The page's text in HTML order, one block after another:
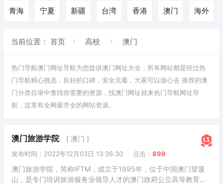
青海 宁夏 新疆 台湾 香港 澳门 海外
当前位置： 首页 高校 澳门
热门导航澳门网址导航为您提供澳门网址大全，所有网站都是经过热
门导航精心挑选，良好的口碑，安全无毒，大家可以放心去 推荐的澳
门分类目录中查找你需要的资源，找澳门网址就来热门导航网址导
航，这里有全网最齐全的网站资源。
澳门旅游学院 [ 澳门 ]
发布时间：2022年12月03日 13:36:30 点击： 899
澳门旅游学院，简称IFTM，成立于1995年，位于中国澳门望厦
山，是专门培训旅游服务业领导人才的澳门政府公立高等教育机